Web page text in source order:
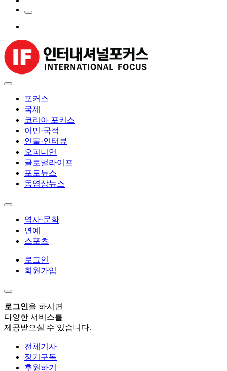
포커스
국제
코리아 포커스
이민·국적
인물·인터뷰
오피니언
글로벌라이프
포토뉴스
동영상뉴스
역사·문화
연예
스포츠
로그인
회원가입
로그인을 하시면
다양한 서비스를
제공받으실 수 있습니다.
전체기사
정기구독
후원하기